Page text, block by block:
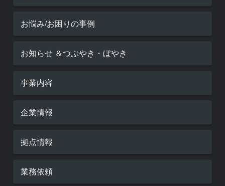
お悩み/お困りの事例
お知らせ ＆つぶやき・ぼやき
事業内容
企業情報
拠点情報
業務依頼